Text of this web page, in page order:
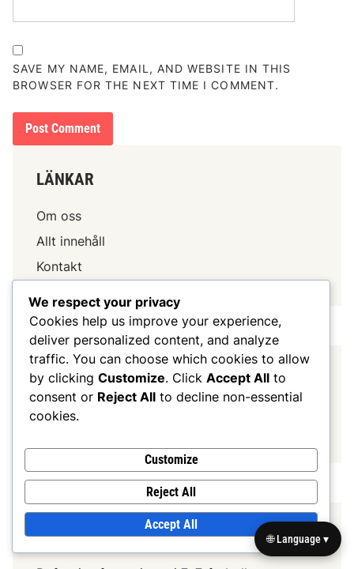
SAVE MY NAME, EMAIL, AND WEBSITE IN THIS
BROWSER FOR THE NEXT TIME I COMMENT.
LÄNKAR
Om oss
Allt innehåll
Kontakt
SÖK
Search
KATEGORIER
We respect your privacy
Cookies help us improve your experience,
deliver personalized content, and analyze
traffic. You can choose which cookies to allow
by clicking Customize. Click Accept All to
consent or Reject All to decline non-essential
cookies.
Customize
Reject All
Accept All
🌐 Language ▾